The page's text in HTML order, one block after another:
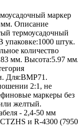
маркер
мм. Описание
термоусадочный
упаковке:1000 штук.
количество
мм. Высота:5.97
Для:BMP71.
2:1, не
маркеры без
желтый.
- 2,4-50 мм
и R-4300